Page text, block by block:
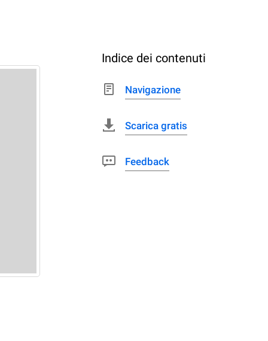
Indice dei contenuti
Navigazione
Scarica gratis
Feedback